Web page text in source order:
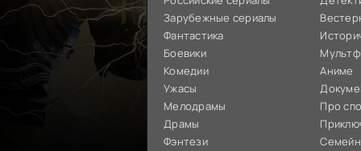
Зарубежные сериалы
Фантастика
Боевики
Комедии
Ужасы
Мелодрамы
Драмы
Фэнтези
Аниме
Про